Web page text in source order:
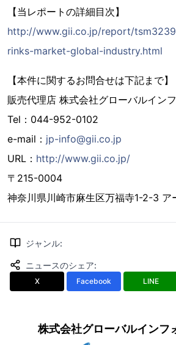
【当レポートの詳細目次】
http://www.gii.co.jp/report/
rinks-market-global-industry.html
【本件に関するお問合せは下記まで】
販売代理店 株式会社グローバルイン
Tel：044-952-0102
e-mail： jp-info@gii.co.jp
URL： http://www.gii.co.jp/
〒215-0004
神奈川県川崎市麻生区万福寺1-2-3 ア
ジャンル:
ニュースのシェア:
X Facebook LINE
株式会社グローバルインフ